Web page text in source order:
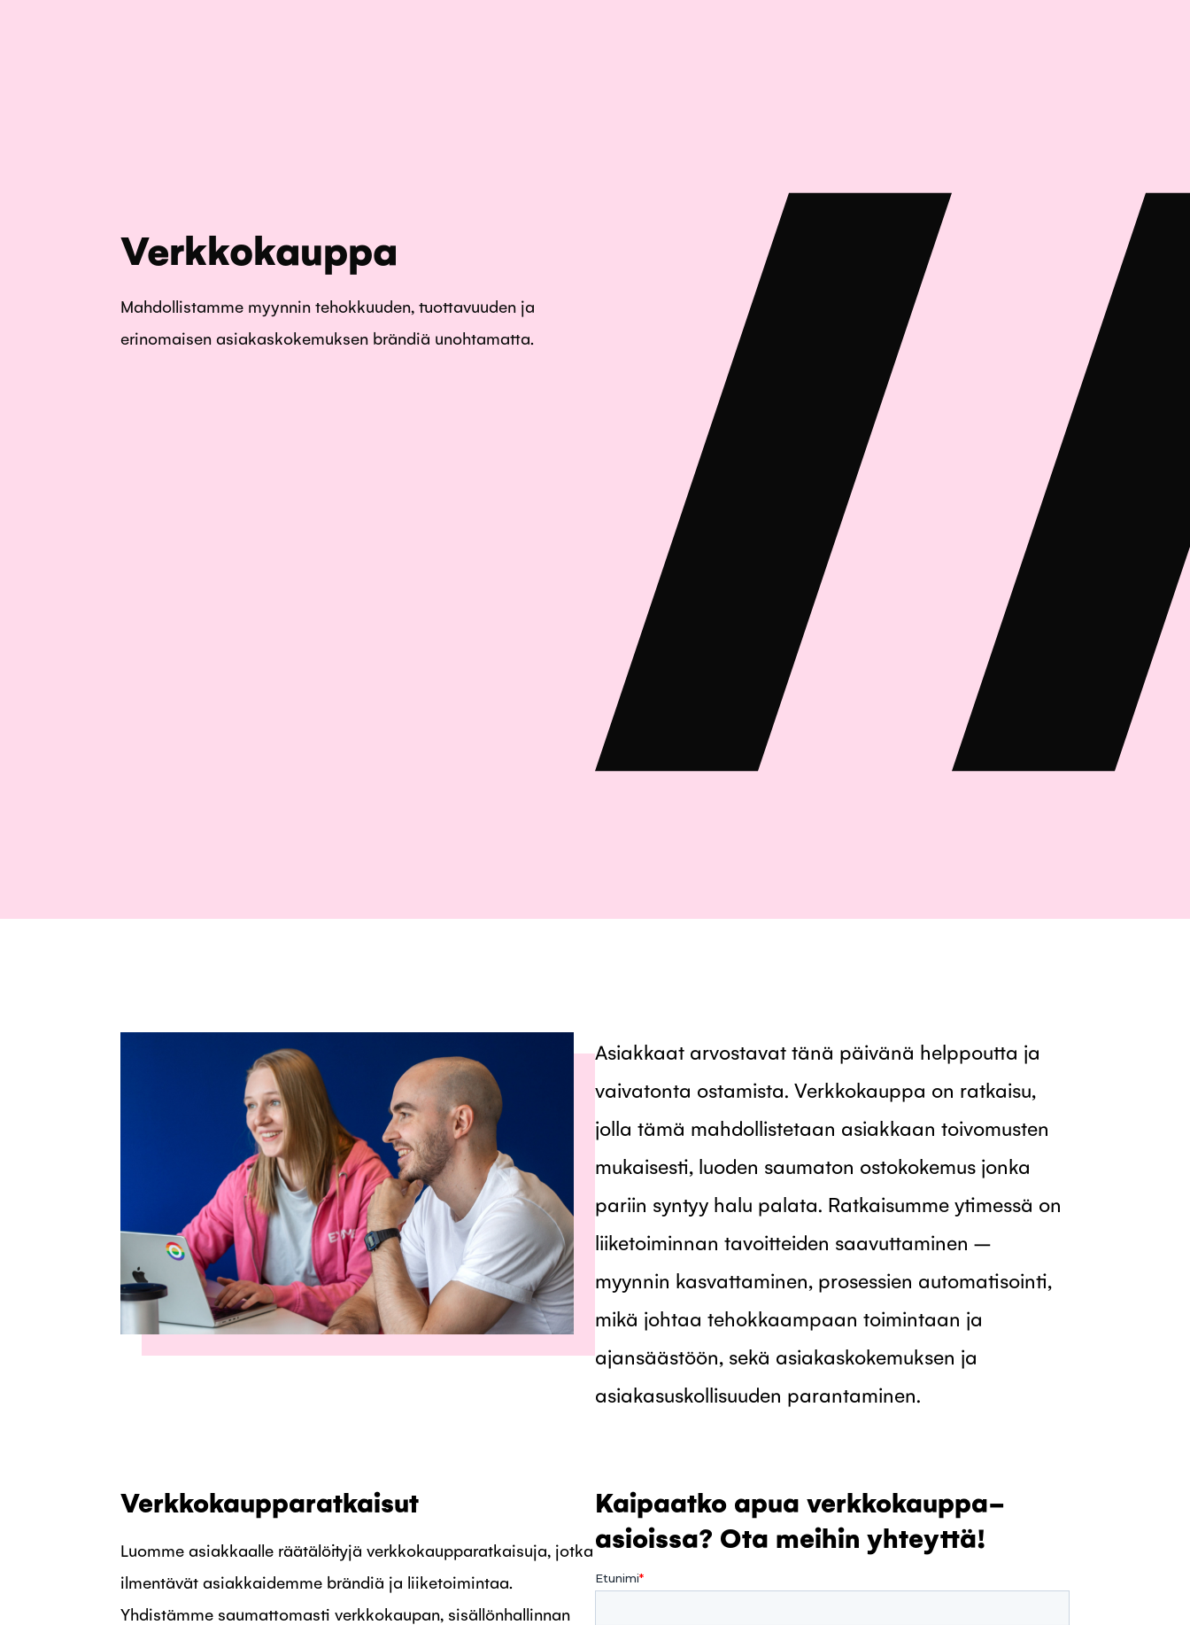
Verkkokauppa
Mahdollistamme myynnin tehokkuuden, tuottavuuden ja
erinomaisen asiakaskokemuksen brändiä unohtamatta.
Asiakkaat arvostavat tänä päivänä helppoutta ja
vaivatonta ostamista. Verkkokauppa on ratkaisu,
jolla tämä mahdollistetaan asiakkaan toivomusten
mukaisesti, luoden saumaton ostokokemus jonka
pariin syntyy halu palata. Ratkaisumme ytimessä on
liiketoiminnan tavoitteiden saavuttaminen –
myynnin kasvattaminen, prosessien automatisointi,
mikä johtaa tehokkaampaan toimintaan ja
ajansäästöön, sekä asiakaskokemuksen ja
asiakasuskollisuuden parantaminen.
Verkkokaupparatkaisut
Luomme asiakkaalle räätälöityjä verkkokaupparatkaisuja, jotka
ilmentävät asiakkaidemme brändiä ja liiketoimintaa.
Yhdistämme saumattomasti verkkokaupan, sisällönhallinnan
Kaipaatko apua verkkokauppa-
asioissa? Ota meihin yhteyttä!